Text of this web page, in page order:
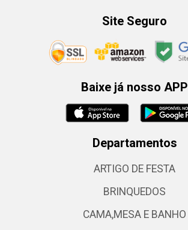
Site Seguro
Baixe já nosso APP
Departamentos
ARTIGO DE FESTA
BRINQUEDOS
CAMA,MESA E BANHO